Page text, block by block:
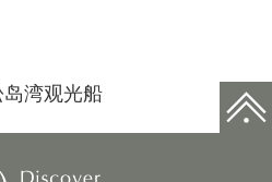
岛湾观光船